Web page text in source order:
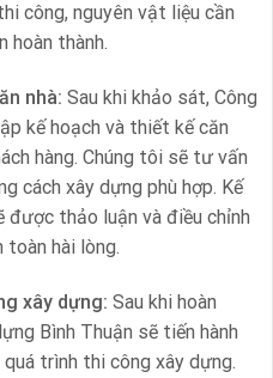
công, nguyên vật liệu cần
hoàn thành.
nhà: Sau khi khảo sát, Công
kế hoạch và thiết kế căn
hàng. Chúng tôi sẽ tư vấn
cách xây dựng phù hợp. Kế
được thảo luận và điều chỉnh
toàn hài lòng.
xây dựng: Sau khi hoàn
Bình Thuận sẽ tiến hành
trình thi công xây dựng.